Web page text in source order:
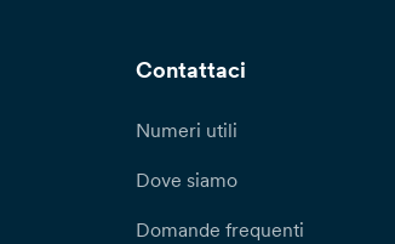
Contattaci
Numeri utili
Dove siamo
Domande frequenti